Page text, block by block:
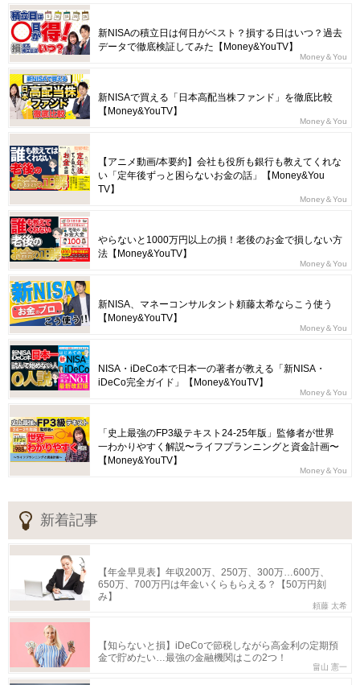
新NISAの積立日は何日がベスト？損する日はいつ？過去
データで徹底検証してみた【Money&YouTV】
Money＆You
新NISAで買える「日本高配当株ファンド」を徹底比較
【Money&YouTV】
Money＆You
【アニメ動画/本要約】会社も役所も銀行も教えてくれな
い「定年後ずっと困らないお金の話」【Money&You
TV】
Money＆You
やらないと1000万円以上の損！老後のお金で損しない方
法【Money&YouTV】
Money＆You
新NISA、マネーコンサルタント頼藤太希ならこう使う
【Money&YouTV】
Money＆You
NISA・iDeCo本で日本一の著者が教える「新NISA・
iDeCo完全ガイド」【Money&YouTV】
Money＆You
「史上最強のFP3級テキスト24-25年版」監修者が世界
一わかりやすく解説〜ライフプランニングと資金計画〜
【Money&YouTV】
Money＆You
新着記事
【年金早見表】年収200万、250万、300万…600万、
650万、700万円は年金いくらもらえる？【50万円刻
み】
頼藤 太希
【知らないと損】iDeCoで節税しながら高金利の定期預
金で貯めたい…最強の金融機関はこの2つ！
畠山 憲一